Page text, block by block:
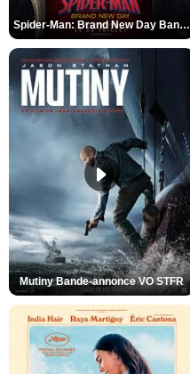
Spider-Man: Brand New Day Bande-annonce VO STFR
Mutiny Bande-annonce VO STFR